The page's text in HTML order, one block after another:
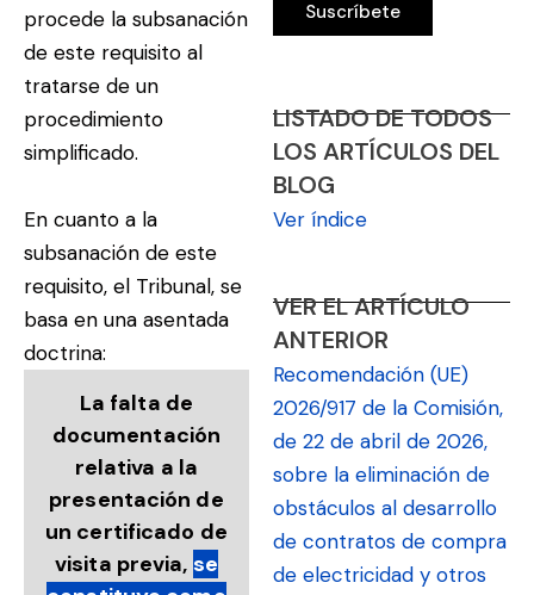
procede la subsanación
de este requisito al
tratarse de un
procedimiento
simplificado.
En cuanto a la
subsanación de este
requisito, el Tribunal, se
basa en una asentada
doctrina:
La falta de
documentación
relativa a la
presentación de
un certificado de
visita previa, se
LISTADO DE TODOS
LOS ARTÍCULOS DEL
BLOG
Ver índice
VER EL ARTÍCULO
ANTERIOR
Recomendación (UE)
2026/917 de la Comisión,
de 22 de abril de 2026,
sobre la eliminación de
obstáculos al desarrollo
de contratos de compra
de electricidad y otros